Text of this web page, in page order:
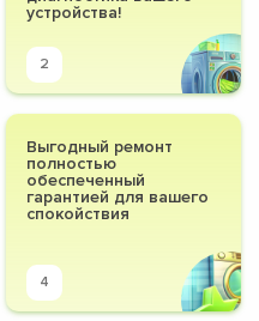
устройства!
2
Выгодный ремонт
полностью
обеспеченный
гарантией для вашего
спокойствия
4